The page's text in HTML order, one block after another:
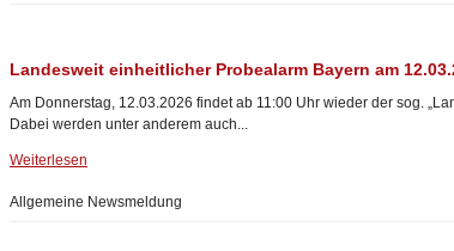
Landesweit einheitlicher Probealarm Bayern am
Am Donnerstag, 12.03.2026 findet ab 11:00 Uhr wieder der sog.
Dabei werden unter anderem auch...
Weiterlesen
Allgemeine Newsmeldung